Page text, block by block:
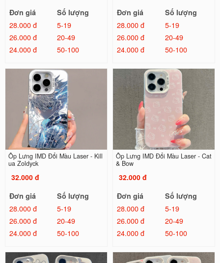
Đơn giá
Số lượng
28.000 đ
5-19
26.000 đ
20-49
24.000 đ
50-100
Đơn giá
Số lượng
28.000 đ
5-19
26.000 đ
20-49
24.000 đ
50-100
Ốp Lưng IMD Đổi Màu Laser - Kill
ua Zoldyck
32.000 đ
Đơn giá
Số lượng
28.000 đ
5-19
26.000 đ
20-49
24.000 đ
50-100
Ốp Lưng IMD Đổi Màu Laser - Cat
& Bow
32.000 đ
Đơn giá
Số lượng
28.000 đ
5-19
26.000 đ
20-49
24.000 đ
50-100